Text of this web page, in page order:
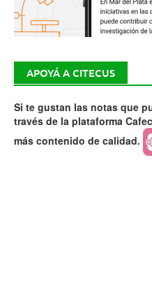
APOYÁ A CITECUS
Si te gustan las notas que
través de la plataforma
más contenido de calidad.